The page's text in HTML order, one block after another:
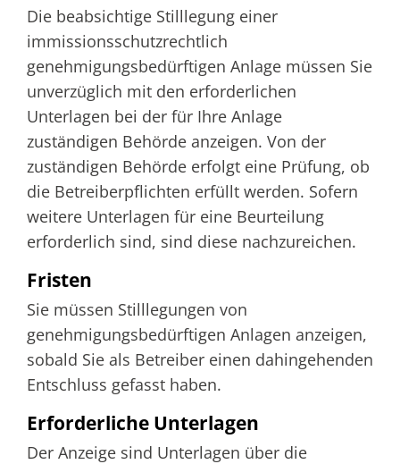
Die beabsichtige Stilllegung einer
immissionsschutzrechtlich
genehmigungsbedürftigen Anlage müssen Sie
unverzüglich mit den erforderlichen
Unterlagen bei der für Ihre Anlage
zuständigen Behörde anzeigen. Von der
zuständigen Behörde erfolgt eine Prüfung, ob
die Betreiberpflichten erfüllt werden. Sofern
weitere Unterlagen für eine Beurteilung
erforderlich sind, sind diese nachzureichen.
Fristen
Sie müssen Stilllegungen von
genehmigungsbedürftigen Anlagen anzeigen,
sobald Sie als Betreiber einen dahingehenden
Entschluss gefasst haben.
Erforderliche Unterlagen
Der Anzeige sind Unterlagen über die